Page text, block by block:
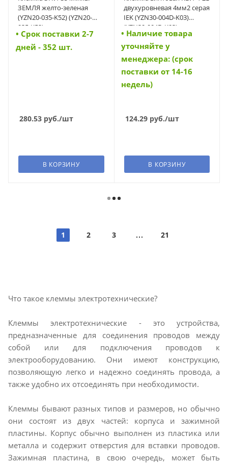
ЗЕМЛЯ желто-зеленая
(YZN20-035-K52) (YZN20-
035-K52)
• Cрок поставки 2-7
дней - 352 шт.
280.53 руб./шт
В КОРЗИНУ
двухуровневая 4мм2 серая
IEK (YZN30-004D-K03)
(YZN30-004D-K03)
• Наличие товара
уточняйте у
менеджера: (срок
поставки от 14-16
недель)
124.29руб./шт
В КОРЗИНУ
1 2 3 21
Что такое клеммы электротехнические?
Клеммы электротехнические - это устройства,
предназначенные для соединения проводов между
собой или для подключения проводов к
электрооборудованию. Они имеют конструкцию,
позволяющую легко и надежно соединять провода, а
также удобно их отсоединять при необходимости.
Клеммы бывают разных типов и размеров, но обычно
они состоят из двух частей: корпуса и зажимной
пластины. Корпус обычно выполнен из пластика или
металла и содержит отверстия для вставки проводов.
Зажимная пластина, в свою очередь, может быть